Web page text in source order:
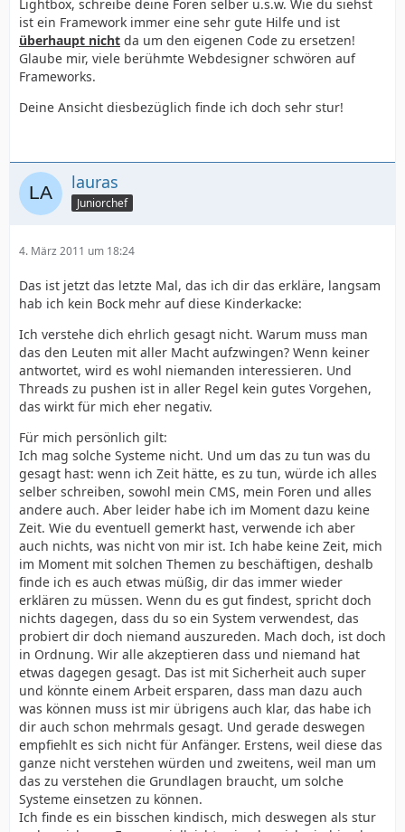
Lightbox, schreibe deine Foren selber u.s.w. Wie du siehst
ist ein Framework immer eine sehr gute Hilfe und ist
überhaupt nicht da um den eigenen Code zu ersetzen!
Glaube mir, viele berühmte Webdesigner schwören auf
Frameworks.
Deine Ansicht diesbezüglich finde ich doch sehr stur!
lauras
Juniorchef
4. März 2011 um 18:24
Das ist jetzt das letzte Mal, das ich dir das erkläre, langsam
hab ich kein Bock mehr auf diese Kinderkacke:
Ich verstehe dich ehrlich gesagt nicht. Warum muss man
das den Leuten mit aller Macht aufzwingen? Wenn keiner
antwortet, wird es wohl niemanden interessieren. Und
Threads zu pushen ist in aller Regel kein gutes Vorgehen,
das wirkt für mich eher negativ.
Für mich persönlich gilt:
Ich mag solche Systeme nicht. Und um das zu tun was du
gesagt hast: wenn ich Zeit hätte, es zu tun, würde ich alles
selber schreiben, sowohl mein CMS, mein Foren und alles
andere auch. Aber leider habe ich im Moment dazu keine
Zeit. Wie du eventuell gemerkt hast, verwende ich aber
auch nichts, was nicht von mir ist. Ich habe keine Zeit, mich
im Moment mit solchen Themen zu beschäftigen, deshalb
finde ich es auch etwas müßig, dir das immer wieder
erklären zu müssen. Wenn du es gut findest, spricht doch
nichts dagegen, dass du so ein System verwendest, das
probiert dir doch niemand auszureden. Mach doch, ist doch
in Ordnung. Wir alle akzeptieren dass und niemand hat
etwas dagegen gesagt. Das ist mit Sicherheit auch super
und könnte einem Arbeit ersparen, dass man dazu auch
was können muss ist mir übrigens auch klar, das habe ich
dir auch schon mehrmals gesagt. Und gerade deswegen
empfiehlt es sich nicht für Anfänger. Erstens, weil diese das
ganze nicht verstehen würden und zweitens, weil man um
das zu verstehen die Grundlagen braucht, um solche
Systeme einsetzen zu können.
Ich finde es ein bisschen kindisch, mich deswegen als stur